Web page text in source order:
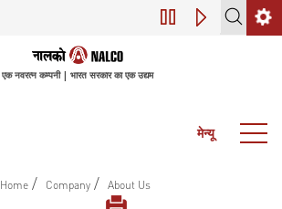
डिजिटल परिवर्तन
एक नवरत्न कम्पनी | भारत सरकार का एक उद्यम
मेन्यू
Home / Company / About Us